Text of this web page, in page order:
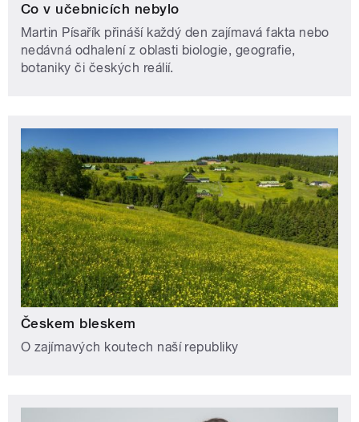
Co v učebnicích nebylo
Martin Písařík přináší každý den zajímavá fakta nebo
nedávná odhalení z oblasti biologie, geografie,
botaniky či českých reálií.
Českem bleskem
O zajímavých koutech naší republiky